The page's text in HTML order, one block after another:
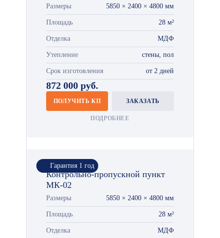
Размеры 5850 × 2400 × 4800 мм
Площадь 28 м²
Отделка МДФ
Утепление стены, пол
Срок изготовления от 2 дней
872 000 руб.
ПОЛУЧИТЬ КП ЗАКАЗАТЬ
ПОДРОБНЕЕ
Гарантия 1 год
Контрольно-пропускной пункт
МК-02
Размеры 5850 × 2400 × 4800 мм
Площадь 28 м²
Отделка МДФ